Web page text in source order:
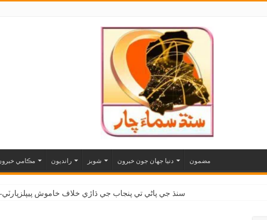
مڪامي رانديون شوبز دنيا جهان جون خبرون مضمون
سنڌ جي پاڻي تي پنجاب جي ڌاڙي خلاف خاموش پيپلزپارٽي-